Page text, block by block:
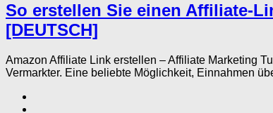
So erstellen Sie einen Affiliate-
[DEUTSCH]
Amazon Affiliate Link erstellen – Affiliate Marketing
Vermarkter. Eine beliebte Möglichkeit, Einnahmen